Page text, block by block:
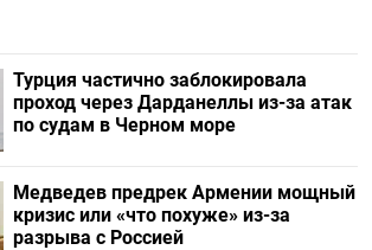
Турция частично заблокировала
проход через Дарданеллы из-за атак
по судам в Черном море
Медведев предрек Армении мощный
кризис или «что похуже» из-за
разрыва с Россией